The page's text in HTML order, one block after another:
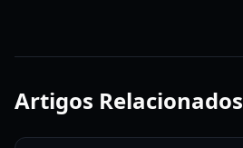
Artigos Relacionados